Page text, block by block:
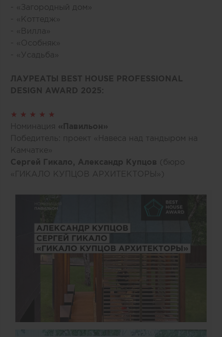
- «Загородный дом»
- «Коттедж»
- «Вилла»
- «Особняк»
- «Усадьба»
ЛАУРЕАТЫ BEST HOUSE PROFESSIONAL
DESIGN AWARD 2025:
★ ★ ★ ★ ★
Номинация «Павильон»
Победитель: проект «Навеса над тандыром на
Камчатке»
Сергей Гикало, Александр Купцов (бюро
«ГИКАЛО КУПЦОВ АРХИТЕКТОРЫ»)